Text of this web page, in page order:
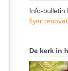
Info-
flyer
De kerk in